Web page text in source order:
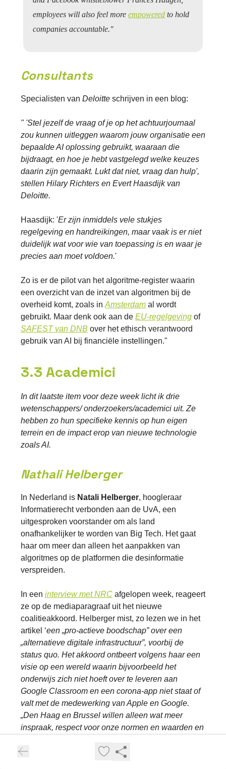
employees will also feel more empowered to hold
companies accountable."
Consultants
Specialisten van Deloitte schrijven in een blog:
" 'Stel jezelf de vraag of je op het achtuurjournaal
zou kunnen uitleggen waarom jouw organisatie een
bepaalde AI oplossing gebruikt, waaraan die
bijdraagt, en hoe je hebt vastgelegd welke keuzes
daarin zijn gemaakt. Lukt dat niet, vraag dan hulp',
stellen Hilary Richters en Evert Haasdijk van
Deloitte.
Haasdijk: 'Er zijn inmiddels vele stukjes
regelgeving en handreikingen, maar vaak is er niet
duidelijk wat voor wie van toepassing is en waar je
precies aan moet voldoen.'
Zo is er de pilot van het algoritme-register waarin
een overzicht van de inzet van algoritmen bij de
overheid komt, zoals in Amsterdam al wordt
gebruikt. Maar denk ook aan de EU-regelgeving of
SAFEST van DNB over het ethisch verantwoord
gebruik van AI bij financiële instellingen."
3.3 Academici
In dit laatste item voor deze week licht ik drie
wetenschappers/ onderzoekers/academici uit. Ze
hebben zo hun specifieke kennis op hun eigen
terrein en de impact erop van nieuwe technologie
zoals AI.
Nathali Helberger
In Nederland is Natali Helberger, hoogleraar
Informatierecht verbonden aan de UvA, een
uitgesproken voorstander om als land
onafhankelijker te worden van Big Tech. Het gaat
haar om meer dan alleen het aanpakken van
algoritmes op de platformen die desinformatie
verspreiden.
In een interview met NRC afgelopen week, reageert
ze op de mediaparagraaf uit het nieuwe
coalitieakkoord. Helberger mist, zo lezen we in het
artikel ‘een „pro-actieve boodschap” over een
„alternatieve digitale infrastructuur”, voorbij de
status quo. Het akkoord ontbeert volgens haar een
visie op een wereld waarin bijvoorbeeld het
onderwijs zich niet hoeft over te leveren aan
Google Classroom en een corona-app niet staat of
valt met de medewerking van Apple en Google.
„Den Haag en Brussel willen alleen wat meer
inspraak, respect voor onze normen en waarden en